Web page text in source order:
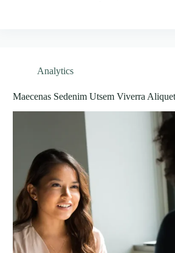
Analytics
Maecenas Sedenim Utsem Viverra